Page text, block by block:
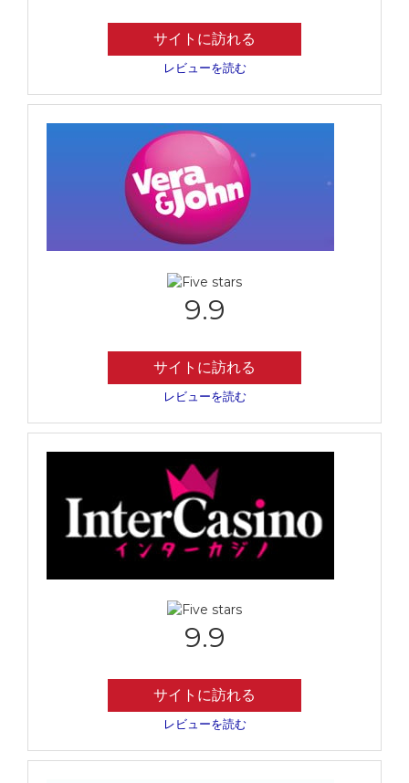
サイトに訪れる
レビューを読む
9.9
サイトに訪れる
レビューを読む
9.9
サイトに訪れる
レビューを読む